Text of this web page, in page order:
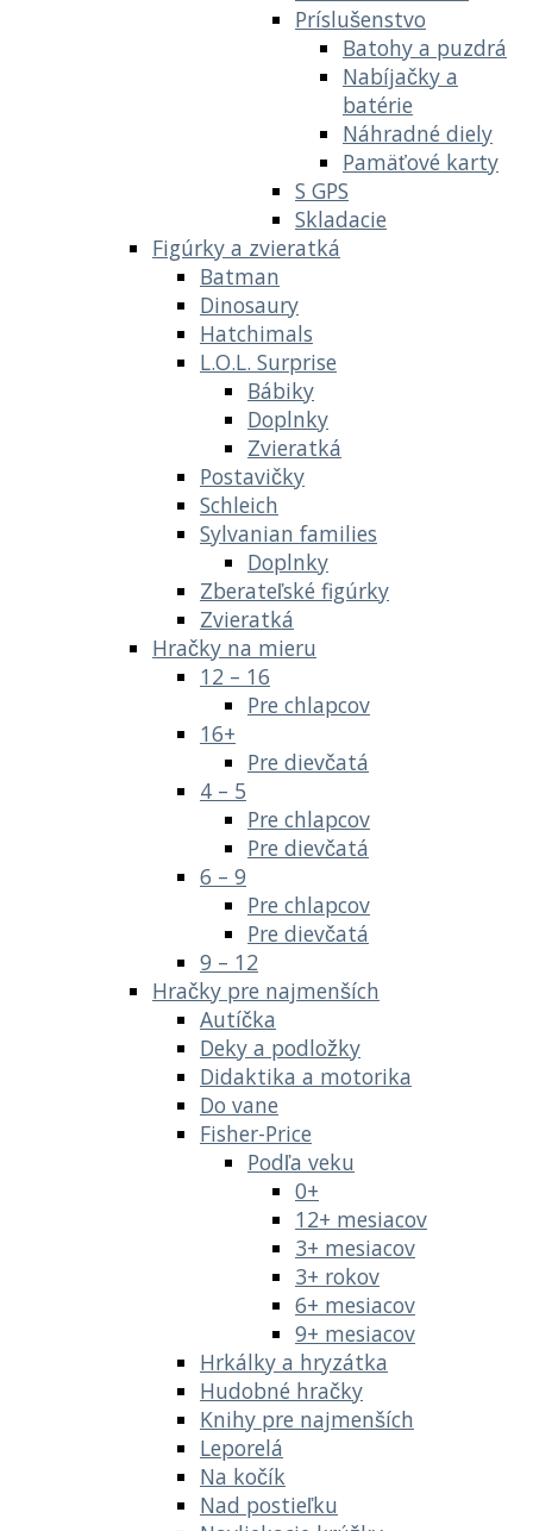
Príslušenstvo
Batohy a puzdrá
Nabíjačky a
batérie
Náhradné diely
Pamäťové karty
S GPS
Skladacie
Figúrky a zvieratká
Batman
Dinosaury
Hatchimals
L.O.L. Surprise
Bábiky
Doplnky
Zvieratká
Postavičky
Schleich
Sylvanian families
Doplnky
Zberateľské figúrky
Zvieratká
Hračky na mieru
12 – 16
Pre chlapcov
16+
Pre dievčatá
4 – 5
Pre chlapcov
Pre dievčatá
6 – 9
Pre chlapcov
Pre dievčatá
9 – 12
Hračky pre najmenších
Autíčka
Deky a podložky
Didaktika a motorika
Do vane
Fisher-Price
Podľa veku
0+
12+ mesiacov
3+ mesiacov
3+ rokov
6+ mesiacov
9+ mesiacov
Hrkálky a hryzátka
Hudobné hračky
Knihy pre najmenších
Leporelá
Na kočík
Nad postieľku